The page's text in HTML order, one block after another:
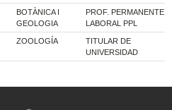
BOTÀNICA I
GEOLOGIA
PROF. PERMANENTE
LABORAL PPL
ZOOLOGÍA
TITULAR DE
UNIVERSIDAD